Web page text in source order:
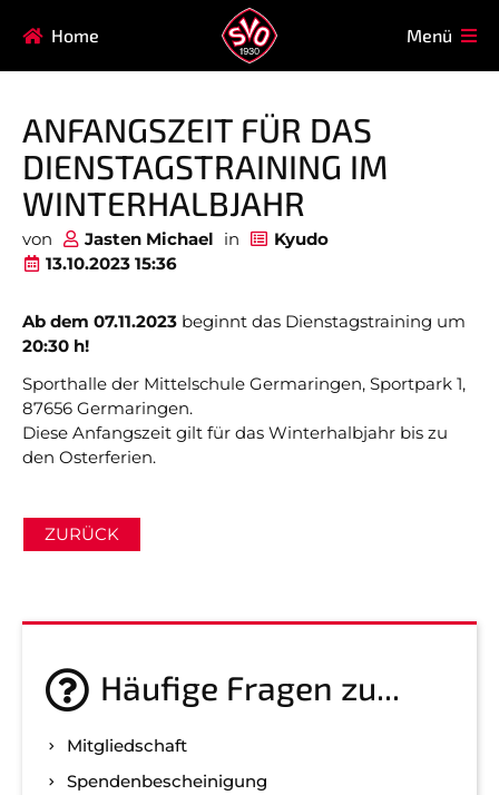
Home Menü
ANFANGSZEIT FÜR DAS
DIENSTAGSTRAINING IM
WINTERHALBJAHR
von Jasten Michael in
Kyudo
13.10.2023 15:36
Ab dem 07.11.2023 beginnt das Dienstagstraining um
20:30 h!
Sporthalle der Mittelschule Germaringen, Sportpark 1,
87656 Germaringen.
Diese Anfangszeit gilt für das Winterhalbjahr bis zu
den Osterferien.
ZURÜCK
Häufige Fragen zu...
Mitgliedschaft
Spenden­bescheinigung
Navigation
überspringen
HAUPTVEREIN
MITGLIEDSCHAFT
Navigation
überspringen
AIKIDO
EISSTOCK
FITNESSKURSE
FUSSBALL
GARDE
GESUNDHEITSSPORT
KINDERTURNEN
KYUDO
REHASPORT
TAEKWONDO
Nicht das Richtige gefunden?
überspringen
Anfahrt Impressum Datenschutz